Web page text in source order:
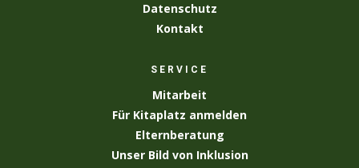
Datenschutz
Kontakt
SERVICE
Mitarbeit
Für Kitaplatz anmelden
Elternberatung
Unser Bild von Inklusion